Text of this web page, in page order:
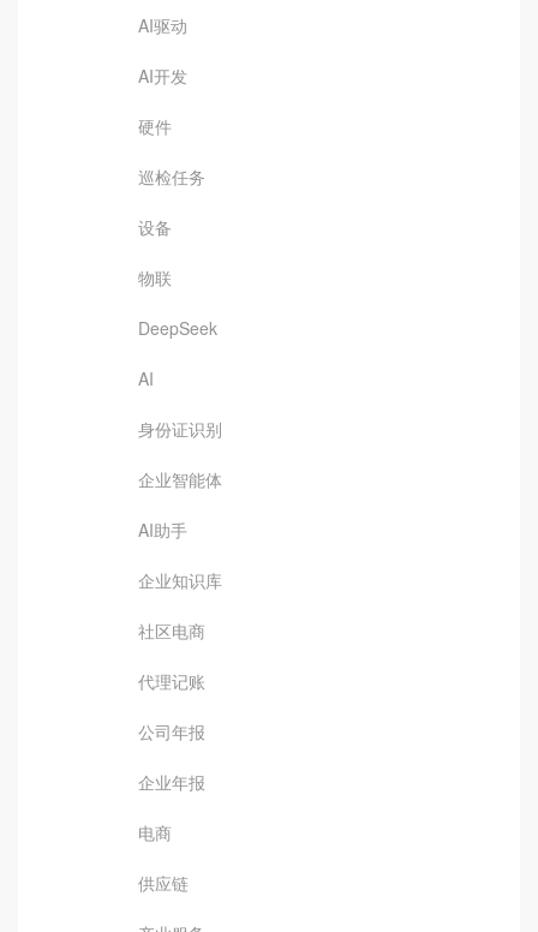
AI驱动
AI开发
硬件
巡检任务
设备
物联
DeepSeek
AI
身份证识别
企业智能体
AI助手
企业知识库
社区电商
代理记账
公司年报
企业年报
电商
供应链